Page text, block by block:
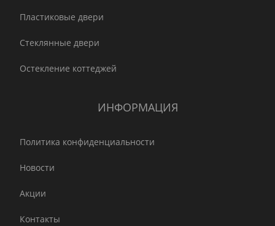
Пластиковые двери
Стеклянные двери
Остекление коттеджей
ИНФОРМАЦИЯ
Политика конфиденциальности
Новости
Акции
Контакты